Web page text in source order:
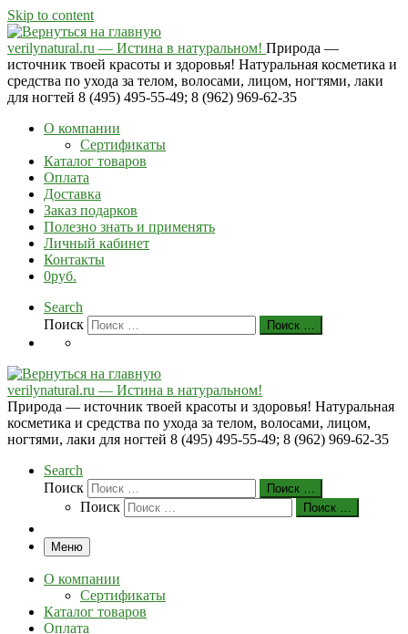
Skip to content
verilynatural.ru — Истина в натуральном! Природа —
источник твоей красоты и здоровья! Натуральная косметика и
средства по ухода за телом, волосами, лицом, ногтями, лаки
для ногтей 8 (495) 495-55-49; 8 (962) 969-62-35
О компании
Сертификаты
Каталог товаров
Оплата
Доставка
Заказ подарков
Полезно знать и применять
Личный кабинет
Контакты
0руб.
Search
Поиск
Поиск …
verilynatural.ru — Истина в натуральном!
Природа — источник твоей красоты и здоровья! Натуральная
косметика и средства по ухода за телом, волосами, лицом,
ногтями, лаки для ногтей 8 (495) 495-55-49; 8 (962) 969-62-35
Search
Поиск
Поиск …
Поиск Поиск …
Меню
О компании
Сертификаты
Каталог товаров
Оплата